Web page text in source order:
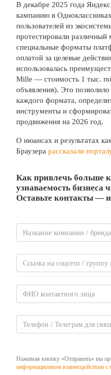
В декабре 2025 года
кампанию в
пользователей из
протестировали
специальные форматы
оплатой за целевые
использовалась
Mille — стоимость 1 тыс.
объявления). Это
каждого формата,
инструменты и
продвижения на 2026 год.
О нюансах и результатах
Браузера рассказали
Как привлечь больше
узнаваемость бизнеса
Оставьте контакты —
Нажимая кнопку «Отправить» вы
информационном взаимодействии с